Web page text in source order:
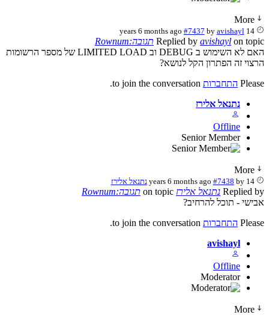
More
14 years 6 months ago
#7437 by avishayl
Replied by avishayl on topic
תגובה:Rownum
האם לא השימוש ב DEBUG וב LIMITED LOAD של מספר הרשומות
הרצוי זה הפתרון הקל לנושא?
Please התחברות
נתנאל אלירז
Offline
Senior Member
More
14 years 6 months ago
#7438 by נתנאל אלירז
Replied by נתנאל אלירז
תגובה:Rownum
אבישי - תוכל להרחיב?
Please התחברות
avishayl
Offline
Moderator
More